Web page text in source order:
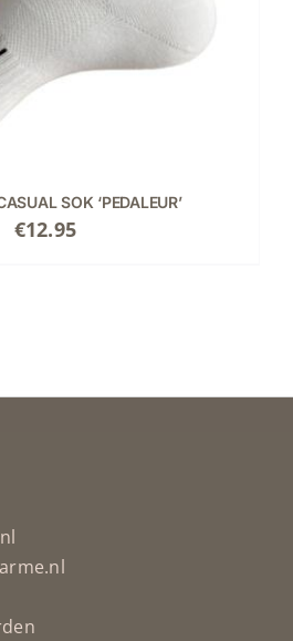
SOK ‘PEDALEUR’
€12.95